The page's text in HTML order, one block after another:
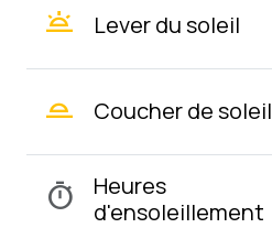
wb_twilight Lever du soleil
wb_twilight_2 Coucher de soleil
timer
Heures
d'ensoleillement